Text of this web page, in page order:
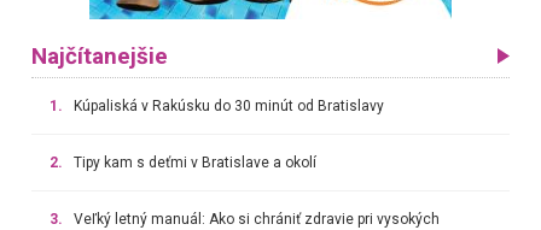
Najčítanejšie
1. Kúpaliská v Rakúsku do 30 minút od Bratislavy
2. Tipy kam s deťmi v Bratislave a okolí
3.
Veľký letný manuál: Ako si chrániť zdravie pri vysokých